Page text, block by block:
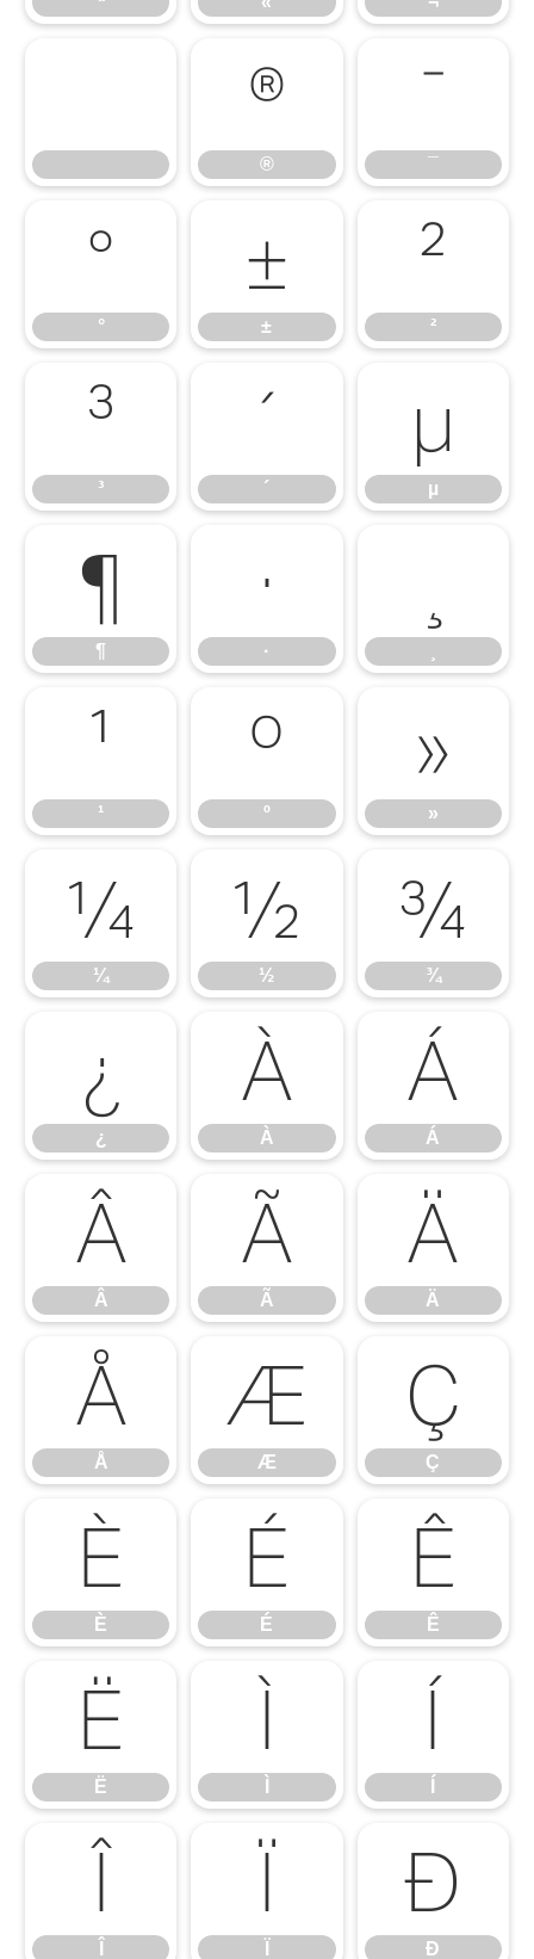
®
®
¯
¯
°
°
±
±
²
²
³
³
´
´
µ
µ
¶
¶
·
·
¸
¹
¹
º
º
»
»
¼
¼
½
½
¾
¾
¿
¿
À
À
Á
Á
Â
Â
Ã
Ã
Ä
Ä
Å
Å
Æ
Æ
Ç
Ç
È
È
É
É
Ê
Ê
Ë
Ë
Ì Í
Î Ï Ð
Ð